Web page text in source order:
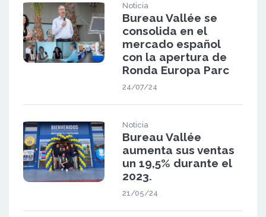
Noticia
Bureau Vallée se
consolida en el
mercado español
con la apertura de
Ronda Europa Parc
24/07/24
Noticia
Bureau Vallée
aumenta sus ventas
un 19,5% durante el
2023.
21/05/24